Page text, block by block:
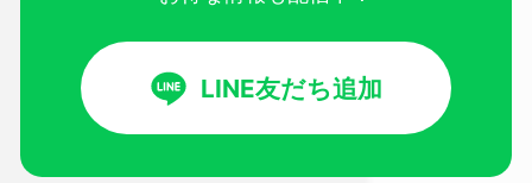
LINE友だち追加